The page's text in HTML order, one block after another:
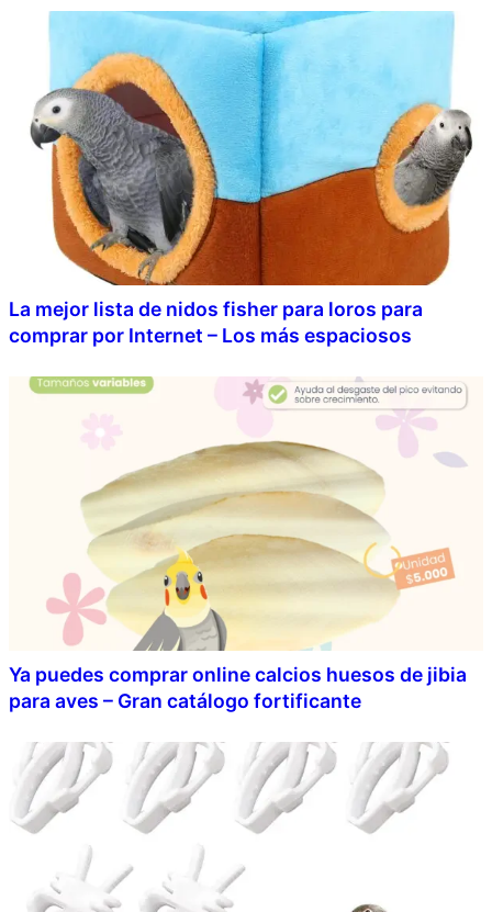
La mejor lista de nidos fisher para loros para
comprar por Internet – Los más espaciosos
Ya puedes comprar online calcios huesos de jibia
para aves – Gran catálogo fortificante